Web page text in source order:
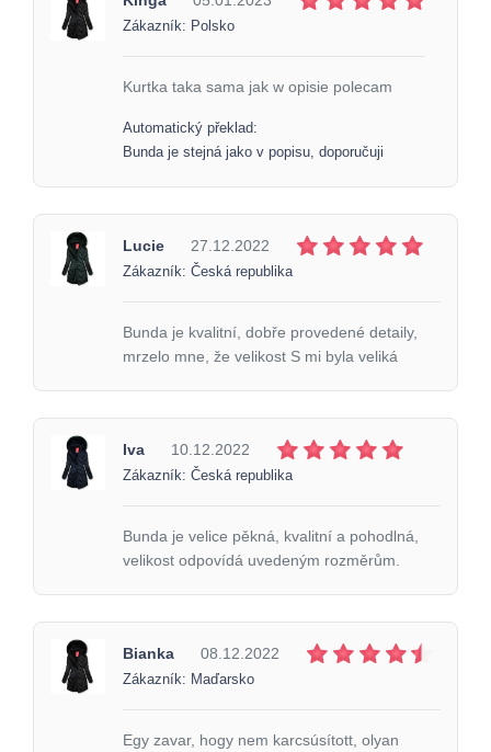
Zákazník: Polsko
Kurtka taka sama jak w opisie polecam
Automatický překlad:
Bunda je stejná jako v popisu, doporučuji
Lucie 27.12.2022
Zákazník: Česká republika
Bunda je kvalitní, dobře provedené detaily,
mrzelo mne, že velikost S mi byla veliká
Iva 10.12.2022
Zákazník: Česká republika
Bunda je velice pěkná, kvalitní a pohodlná,
velikost odpovídá uvedeným rozměrům.
Bianka 08.12.2022
Zákazník: Maďarsko
Egy zavar, hogy nem karcsúsított, olyan